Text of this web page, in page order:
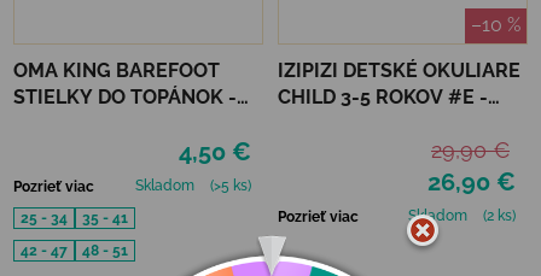
OMA KING BAREFOOT
STIELKY DO TOPÁNOK -
4,50 €
Pozrieť viac Skladom
(>5 ks)
25 - 34
35 - 41
42 - 47
48 - 51
–10 %
IZIPIZI DETSKÉ OKULIARE
CHILD 3-5 ROKOV #E -
26,90 €
29,90 €
Pozrieť viac Skladom (2 ks)